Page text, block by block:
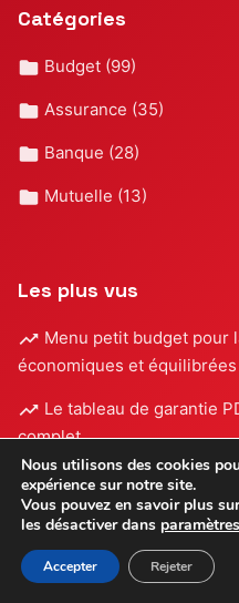
Catégories
Budget (99)
Assurance (35)
Banque (28)
Mutuelle (13)
Les plus vus
Menu petit budget pour
économiques et équilibrées
Le tableau de garantie
complet
Tout savoir sur
garanties, tarifs et avis
Nous utilisons des cookies
expérience sur notre site.
Vous pouvez en savoir plus
les désactiver dans paramètres
Accepter Rejeter